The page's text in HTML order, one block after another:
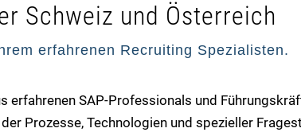
Schweiz und Österreich
erfahrenen Recruiting Spezialisten.
erfahrenen SAP-Professionals und
Prozesse, Technologien und spezieller